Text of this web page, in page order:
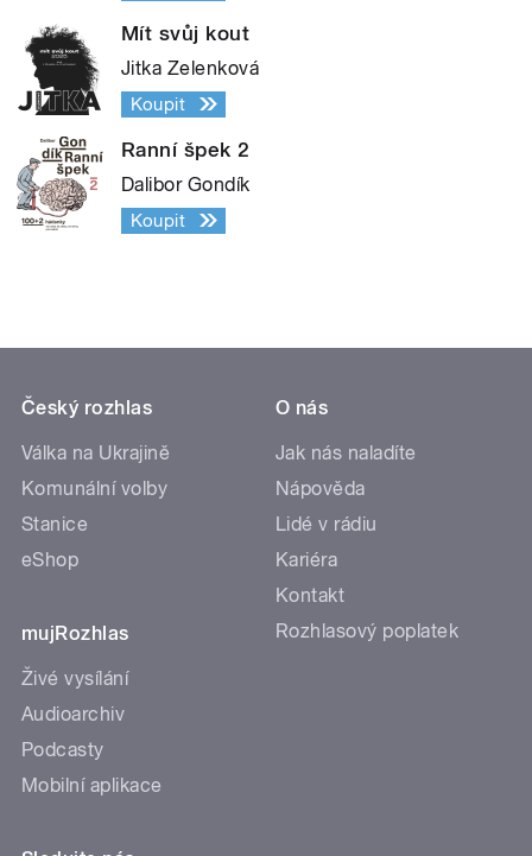
Mít svůj kout
Jitka Zelenková
Koupit
Ranní špek 2
Dalibor Gondík
Koupit
Český rozhlas
Válka na Ukrajině
Komunální volby
Stanice
eShop
mujRozhlas
Živé vysílání
Audioarchiv
Podcasty
Mobilní aplikace
O nás
Jak nás naladíte
Nápověda
Lidé v rádiu
Kariéra
Kontakt
Rozhlasový poplatek